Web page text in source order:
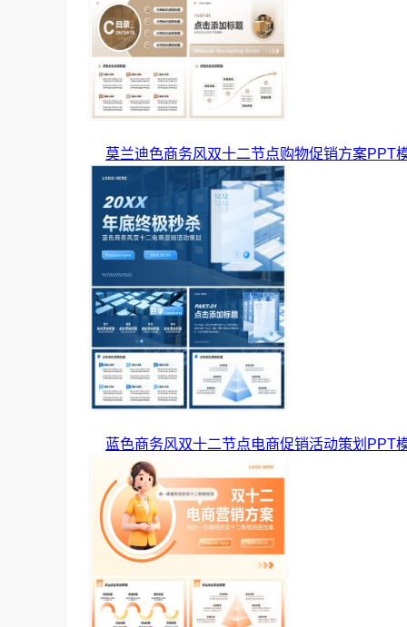
莫兰迪色商务风双十二节点购物促销方案PPT
蓝色商务风双十二节点电商促销活动策划PPT